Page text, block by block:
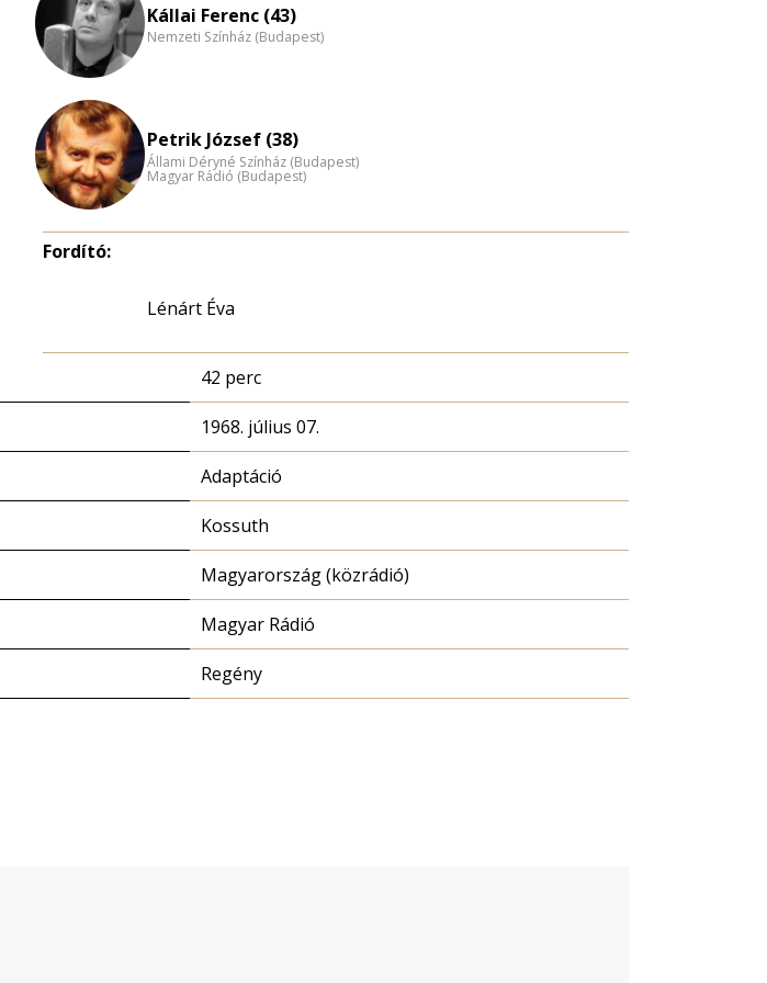
nagyítása
Kállai Ferenc (43)
Nemzeti Színház (Budapest)
Petrik József (38)
Állami Déryné Színház (Budapest)
Magyar Rádió (Budapest)
Fordító:
Lénárt Éva
42 perc
1968. július 07.
Adaptáció
Kossuth
Magyarország (közrádió)
Magyar Rádió
Regény